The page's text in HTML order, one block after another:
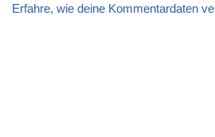
Erfahre, wie deine Kommentardaten